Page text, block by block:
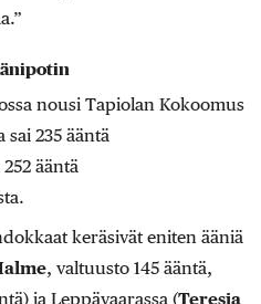
nousi Tapiolan Kokoomus
sai 235 ääntä
ääntä
keräsivät eniten ääniä
, valtuusto 145 ääntä,
ja Leppävaarassa (Teresia